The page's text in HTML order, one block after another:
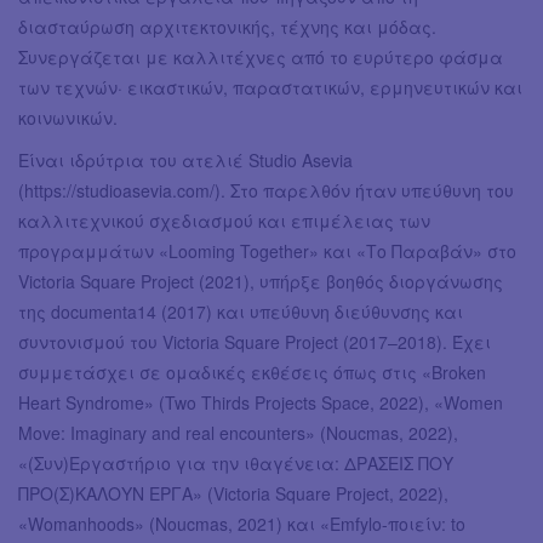
διασταύρωση αρχιτεκτονικής, τέχνης και μόδας.
Συνεργάζεται με καλλιτέχνες από το ευρύτερο φάσμα
των τεχνών· εικαστικών, παραστατικών, ερμηνευτικών και
κοινωνικών.
Είναι ιδρύτρια του ατελιέ Studio Asevia
(https://studioasevia.com/). Στο παρελθόν ήταν υπεύθυνη του
καλλιτεχνικού σχεδιασμού και επιμέλειας των
προγραμμάτων «Looming Together» και «Το Παραβάν» στο
Victoria Square Project (2021), υπήρξε βοηθός διοργάνωσης
της documenta14 (2017) και υπεύθυνη διεύθυνσης και
συντονισμού του Victoria Square Project (2017–2018). Έχει
συμμετάσχει σε ομαδικές εκθέσεις όπως στις «Broken
Heart Syndrome» (Two Thirds Projects Space, 2022), «Women
Move: Imaginary and real encounters» (Noucmas, 2022),
«(Συν)Εργαστήριο για την ιθαγένεια: ΔΡΑΣΕΙΣ ΠΟΥ
ΠΡΟ(Σ)ΚΑΛΟΥΝ ΕΡΓΑ» (Victoria Square Project, 2022),
«Womanhoods» (Noucmas, 2021) και «Emfylo-ποιείν: to